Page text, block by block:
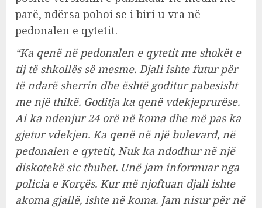
parë, ndërsa pohoi se i biri u vra në
pedonalen e qytetit.
“Ka qenë në pedonalen e qytetit me shokët e
tij të shkollës së mesme. Djali ishte futur për
të ndarë sherrin dhe është goditur pabesisht
me një thikë. Goditja ka qenë vdekjeprurëse.
Ai ka ndenjur 24 orë në koma dhe më pas ka
gjetur vdekjen. Ka qenë në një bulevard, në
pedonalen e qytetit, Nuk ka ndodhur në një
diskotekë sic thuhet. Unë jam informuar nga
policia e Korçës. Kur më njoftuan djali ishte
akoma gjallë, ishte në koma. Jam nisur për në